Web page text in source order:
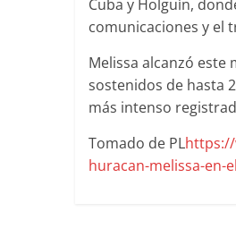
Cuba y Holguín,
comunicaciones y el
Melissa alcanzó
sostenidos de hasta
más intenso
Tomado de PL
huracan-melissa-en-